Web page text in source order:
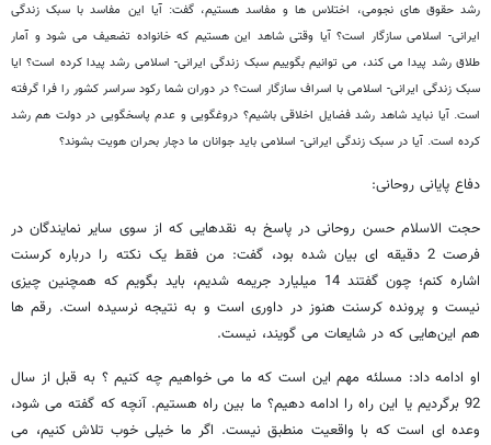
رشد حقوق های نجومی، اختلاس ها و مفاسد هستیم، گفت: آیا این مفاسد با سبک زندگی
ایرانی- اسلامی سازگار است؟ آیا وقتی شاهد این هستیم که خانواده تضعیف می شود و آمار
طلاق رشد پیدا می کند، می توانیم بگوییم سبک زندگی ایرانی- اسلامی رشد پیدا کرده است؟ ایا
سبک زندگی ایرانی- اسلامی با اسراف سازگار است؟ در دوران شما رکود سراسر کشور را فرا گرفته
است. آیا نباید شاهد رشد فضایل اخلاقی باشیم؟ دروغگویی و عدم پاسخگویی در دولت هم رشد
کرده است. آیا در سبک زندگی ایرانی- اسلامی باید جوانان ما دچار بحران هویت بشوند؟
دفاع پایانی روحانی:
حجت الاسلام حسن روحانی در پاسخ به نقدهایی که از سوی سایر نمایندگان در
فرصت 2 دقیقه ای بیان شده بود، گفت: من فقط یک نکته را درباره کرسنت
اشاره کنم؛ چون گفتند 14 میلیارد جریمه شدیم، باید بگویم که همچنین چیزی
نیست و پرونده کرسنت هنوز در داوری است و به نتیجه نرسیده است. رقم ها
هم این‌هایی که در شایعات می گویند، نیست.
او ادامه داد: مسلئه مهم این است که ما می خواهیم چه کنیم ؟ به قبل از سال
92 برگردیم یا این راه را ادامه دهیم؟ ما بین راه هستیم. آنچه که گفته می شود،
وعده ای است که با واقعیت منطبق نیست. اگر ما خیلی خوب تلاش کنیم، می